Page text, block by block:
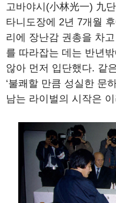
고바야시(小林光一) 九
타니도장에 2년 7개월
리에 장난감 권총을 차
를 따라잡는 데는 반년
않아 먼저 입단했다. 같
‘불쾌할 만큼 성실한 문
남는 라이벌의 시작은